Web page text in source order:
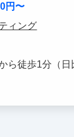
円〜
ィング
ら徒歩1分（